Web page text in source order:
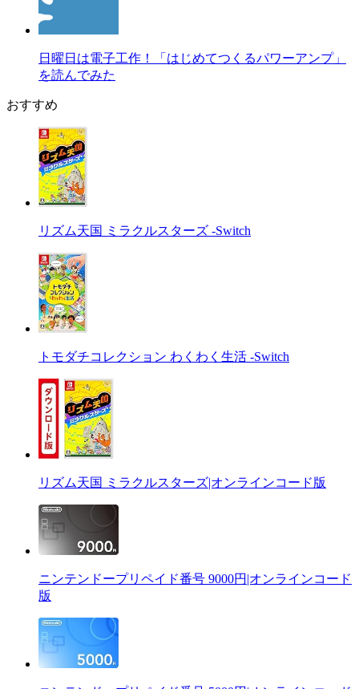
日曜日は電子工作！「はじめてつくるパワーアンプ」
を読んでみた
おすすめ
リズム天国 ミラクルスターズ -Switch
トモダチコレクション わくわく生活 -Switch
リズム天国 ミラクルスターズ|オンラインコード版
ニンテンドープリペイド番号 9000円|オンラインコード
版